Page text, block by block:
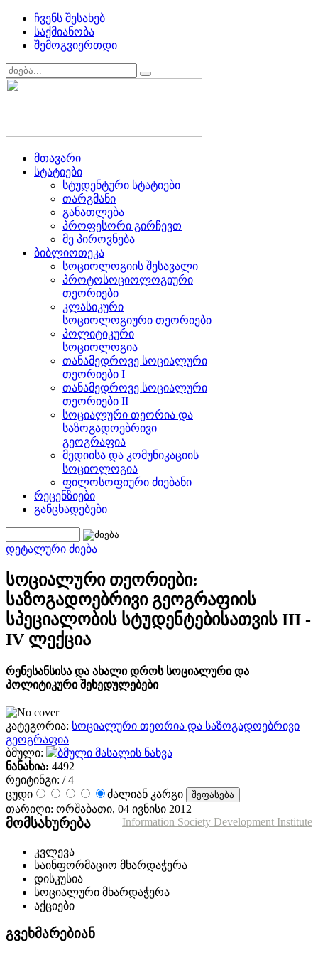
ჩვენს შესახებ
საქმიანობა
შემოგვიერთდი
მთავარი
სტატიები
სტუდენტური სტატიები
თარგმანი
განათლება
პროფესორი გირჩევთ
მე პიროვნება
ბიბლიოთეკა
სოციოლოგიის შესავალი
პროტოსოციოლოგიური
თეორიები
კლასიკური
სოციოლოგიური თეორიები
პოლიტიკური
სოციოლოგია
თანამედროვე სოციალური
თეორიები I
თანამედროვე სოციალური
თეორიები II
სოციალური თეორია და
საზოგადოებრივი
გეოგრაფია
მედიისა და კომუნიკაციის
სოციოლოგია
ფილოსოფიური ძიებანი
რეცენზიები
განცხადებები
დეტალური ძიება
სოციალური თეორიები:
საზოგადოებრივი გეოგრაფიის
სპეციალობის სტუდენტებისათვის III -
IV ლექცია
რენესანსისა და ახალი დროს სოციალური და
პოლიტიკური შეხედულებები
კატეგორია: სოციალური თეორია და საზოგადოებრივი
გეოგრაფია
ბმული:
მასალის ნახვა
ნანახია: 4492
რეიტინგი: / 4
ცუდი
ძალიან კარგი
თარიღი: ორშაბათი, 04 ივნისი 2012
Information Society Development Institute
მომსახურება
კვლევა
საინფორმაციო მხარდაჭერა
დისკუსია
სოციალური მხარდაჭერა
აქციები
გვეხმარებიან